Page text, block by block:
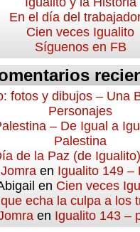
En el día del
Cien veces Igualito
Síguenos en FB
fotos y dibujos – Una
Personajes
– De Igual a
Palestina
de la Paz (de
Jomra en Igualito 149 –
en Cien veces
echa la culpa a los
en Igualito 143 –